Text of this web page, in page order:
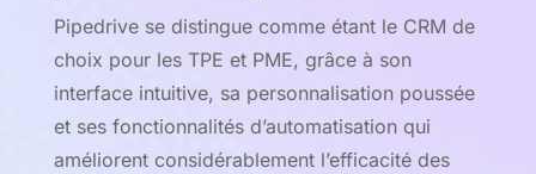
Pipedrive se distingue comme étant le CRM de
choix pour les TPE et PME, grâce à son
interface intuitive, sa personnalisation poussée
et ses fonctionnalités d’automatisation qui
améliorent considérablement l’efficacité des